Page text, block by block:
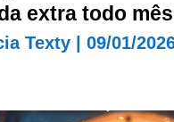
extra todo mês
Texty| 09/01/